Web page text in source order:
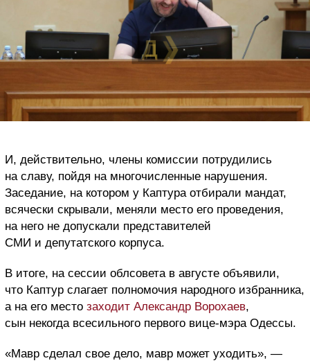
И, действительно, члены комиссии потрудились
на славу, пойдя на многочисленные нарушения.
Заседание, на котором у Каптура отбирали мандат,
всячески скрывали, меняли место его проведения,
на него не допускали представителей
СМИ и депутатского корпуса.
В итоге, на сессии облсовета в августе объявили,
что Каптур слагает полномочия народного избранника,
а на его место заходит Александр Ворохаев,
сын некогда всесильного первого вице-мэра Одессы.
«Мавр сделал свое дело, мавр может уходить», —